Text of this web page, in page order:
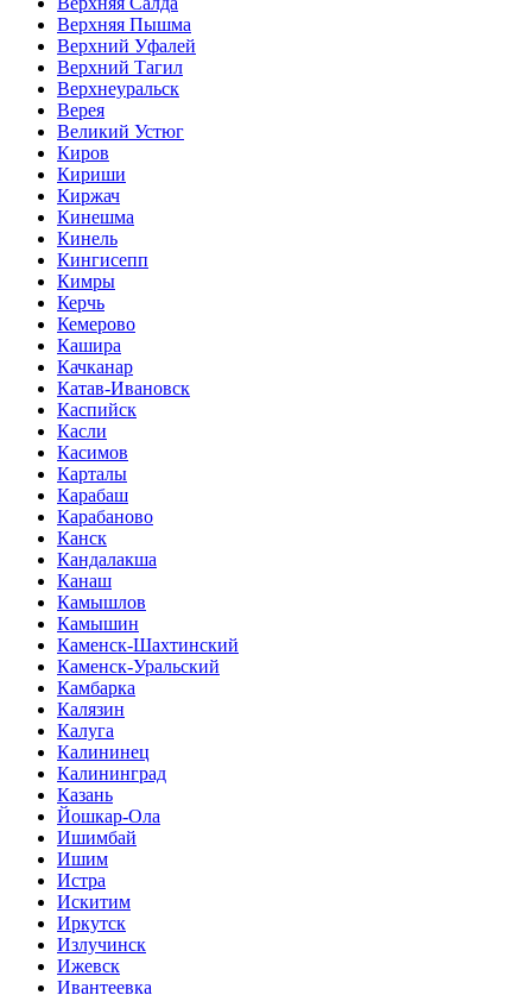
Верхняя Пышма
Верхний Уфалей
Верхний Тагил
Верхнеуральск
Верея
Великий Устюг
Киров
Кириши
Киржач
Кинешма
Кинель
Кингисепп
Кимры
Керчь
Кемерово
Кашира
Качканар
Катав-Ивановск
Каспийск
Касли
Касимов
Карталы
Карабаш
Карабаново
Канск
Кандалакша
Канаш
Камышлов
Камышин
Каменск-Шахтинский
Каменск-Уральский
Камбарка
Калязин
Калуга
Калининец
Калининград
Казань
Йошкар-Ола
Ишимбай
Ишим
Истра
Искитим
Иркутск
Излучинск
Ижевск
Ивантеевка